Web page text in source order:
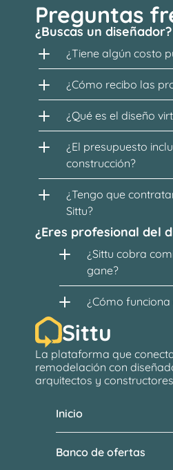
Preguntas
¿Buscas un diseñador?
¿Tiene algún costo
¿Cómo recibo las
¿Qué es el diseño
¿El presupuesto
construcción?
¿Tengo que
Sittu?
¿Eres profesional del
¿Sittu cobra
gane?
¿Cómo
Sittu
La plataforma que
remodelación con
arquitectos y
Banco de ofertas
Inicio